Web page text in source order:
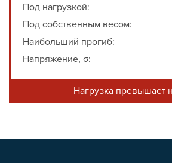
Под нагрузкой:
Под собственным весом:
Наибольший прогиб:
Напряжение, σ:
Нагрузка превышает